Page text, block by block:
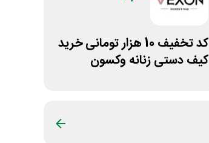
کد تخفیف 10 هزار تومانی خرید
کیف دستی زنانه وکسون